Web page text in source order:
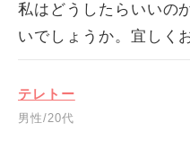
私はどうしたらいいの
いでしょうか。宜しく
テレトー
男性/20代